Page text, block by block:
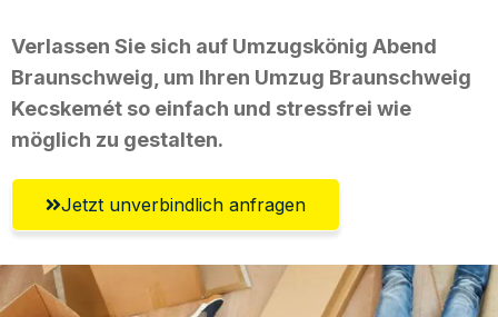
Verlassen Sie sich auf Umzugskönig Abend
Braunschweig, um Ihren Umzug Braunschweig
Kecskemét so einfach und stressfrei wie
möglich zu gestalten.
Jetzt unverbindlich anfragen